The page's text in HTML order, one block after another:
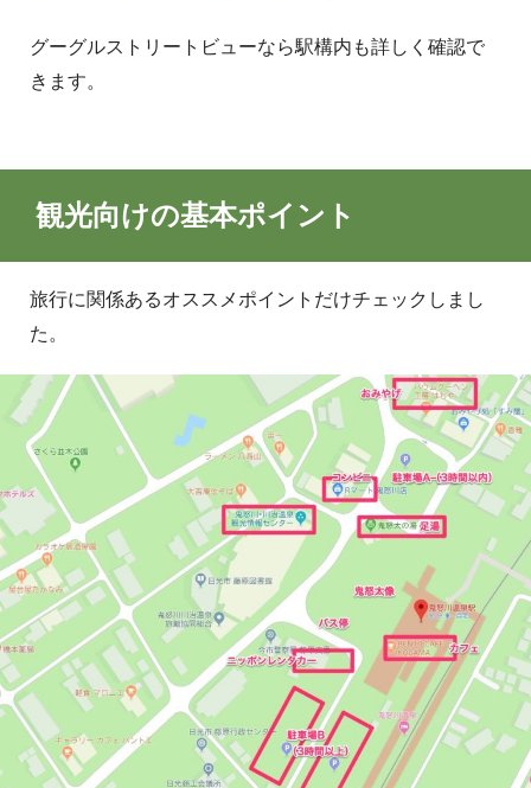
グーグルストリートビューなら駅構内も詳しく確認で
きます。
観光向けの基本ポイント
旅行に関係あるオススメポイントだけチェックしまし
た。